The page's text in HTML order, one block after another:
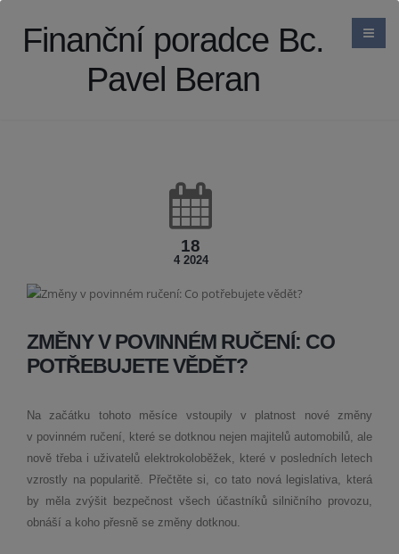
Finanční poradce Bc.
Pavel Beran
18
4 2024
ZMĚNY V POVINNÉM RUČENÍ: CO
POTŘEBUJETE VĚDĚT?
Na začátku tohoto měsíce vstoupily v platnost nové změny
v povinném ručení, které se dotknou nejen majitelů automobilů, ale
nově třeba i uživatelů elektrokoloběžek, které v posledních letech
vzrostly na popularitě. Přečtěte si, co tato nová legislativa, která
by měla zvýšit bezpečnost všech účastníků silničního provozu,
obnáší a koho přesně se změny dotknou.